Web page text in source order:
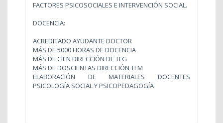
FACTORES PSICOSOCIALES E INTERVENCIÓN SOCIAL.
DOCENCIA:
ACREDITADO AYUDANTE DOCTOR
MÁS DE 5000 HORAS DE DOCENCIA
MÁS DE CIEN DIRECCIÓN DE TFG
MÁS DE DOSCIENTAS DIRECCIÓN TFM
ELABORACIÓN DE MATERIALES DOCENTES
PSICOLOGÍA SOCIAL Y PSICOPEDAGOGÍA